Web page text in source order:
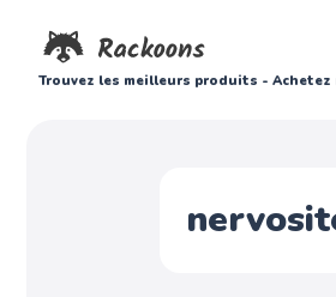
Trouvez les meilleurs produits - Achetez